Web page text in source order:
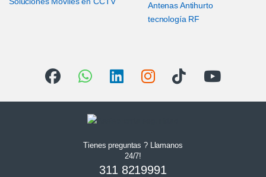
Antenas Antihurto
tecnología RF
Tienes preguntas ? Llamanos
24/7!
311 8219991